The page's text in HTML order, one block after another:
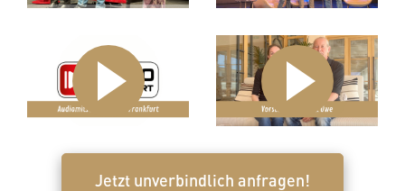
Jetzt unverbindlich anfragen!